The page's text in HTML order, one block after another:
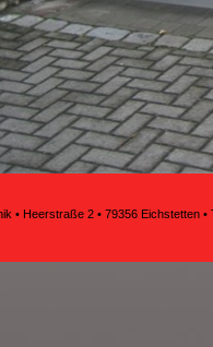
• Heerstraße 2 • 79356 Eichstetten